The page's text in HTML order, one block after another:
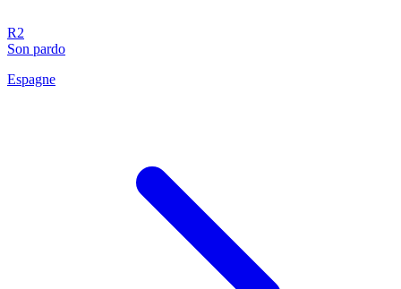
R2
Son pardo
Espagne